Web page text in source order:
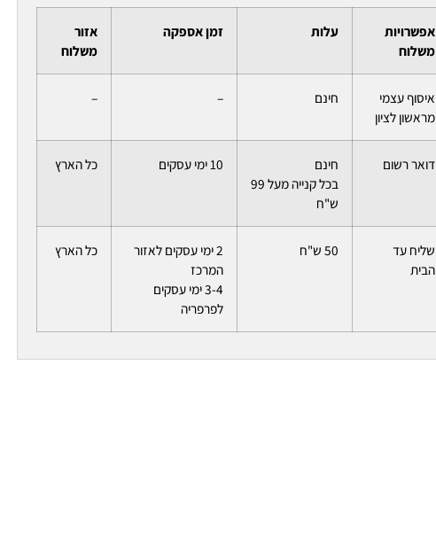
אפשרויות
משלוח
עלות זמן אספקה
אזור
משלוח
איסוף עצמי
מראשון לציון
חינם –
–
דואר רשום
חינם
בכל קנייה מעל 99
ש"ח
10 ימי עסקים כל הארץ
שליח עד
הבית
50 ש"ח
2 ימי עסקים לאזור
המרכז
3-4 ימי עסקים
לפרפריה
כל הארץ